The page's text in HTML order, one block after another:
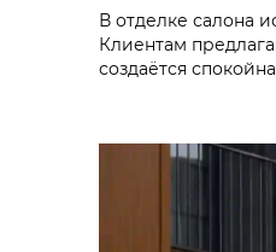
В отделке салона
Клиентам
создаётся